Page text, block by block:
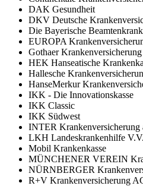
DAK Gesundheit
DKV Deutsche
Die Bayerische
EUROPA
Gothaer
HEK Hanseatische
Hallesche
HanseMerkur
IKK - Die Innovationskasse
IKK Classic
IKK Südwest
INTER Krankenversicherung
LKH Landeskrankenhilfe
Mobil Krankenkasse
MÜNCHENER VEREIN
NÜRNBERGER
R+V Krankenversicherung